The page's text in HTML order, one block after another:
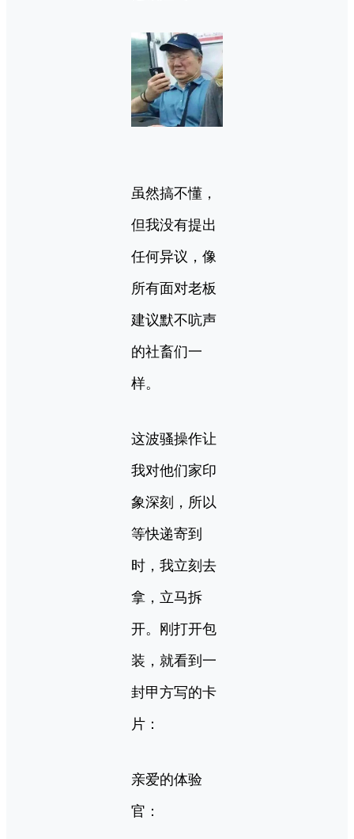
虽然搞不懂，
但我没有提出
任何异议，像
所有面对老板
建议默不吭声
的社畜们一
样。
这波骚操作让
我对他们家印
象深刻，所以
等快递寄到
时，我立刻去
拿，立马拆
开。刚打开包
装，就看到一
封甲方写的卡
片：
亲爱的体验
官：